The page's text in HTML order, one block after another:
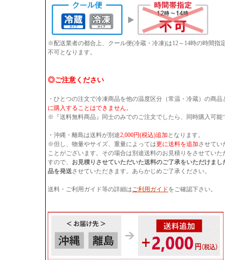
※配送業者の都合上、クール便(冷蔵・冷凍)は12～14時の時間
不可となります。
◎ご注意ください
・ひとつの注文で冷凍商品を他の温度区分（常温・冷蔵）の商品
に購入することはできません。
※『送料無料商品』同士のみでのご注文でしたら、同時購入可能
・沖縄・離島は送料が別途2,000円(税込)追加 となります。
※但し、物量やサイズ、重量によっては更に送料を追加させてい
ことがございます。その場合は別途送料のお見積りをさせていた
すので、 お見積りさせていただいた送料のご了承をいただけまし
品を発送させていただきます。あらかじめご了承ください。
送料・ご利用ガイド等の詳細はご利用ガイドをご確認下さい。